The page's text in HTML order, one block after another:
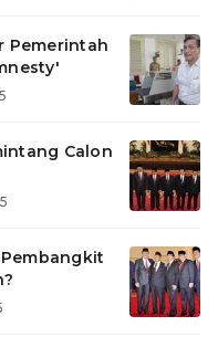
Pemerintah
Calon